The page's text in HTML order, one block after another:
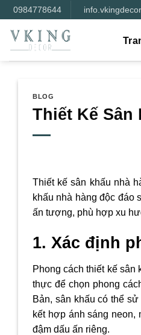
qua
nội
dung
0984778644
BLOG
Thiết Kế Sân
Thiết kế sân khấu nhà
khấu nhà hàng độc đáo
ấn tượng, phù hợp xu
1. Xác định
Phong cách thiết kế
thực để chọn phong
Bản, sân khấu có thể
kết hợp ánh sáng neon,
đậm dấu ấn riêng.